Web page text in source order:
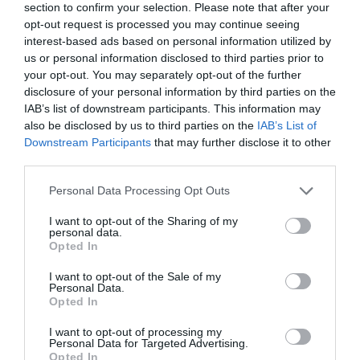
section to confirm your selection. Please note that after your
opt-out request is processed you may continue seeing
interest-based ads based on personal information utilized by
us or personal information disclosed to third parties prior to
your opt-out. You may separately opt-out of the further
disclosure of your personal information by third parties on the
IAB’s list of downstream participants. This information may
also be disclosed by us to third parties on the IAB’s List of
Downstream Participants that may further disclose it to other
Personal Data Processing Opt Outs
I want to opt-out of the Sharing of my
personal data.
Opted In
I want to opt-out of the Sale of my
Personal Data.
Opted In
I want to opt-out of processing my
Personal Data for Targeted Advertising.
Opted In
sul lungomare, ed oltre alla dotazione standard offrono TV LCD,
accappatoio e pantofole.
- Camere Standard (Vista Mare laterale) quasi tutte provviste di balcone
con vista su Cefalù o sul golfo di Santa Lucia e offrono la dotazione
- Camere Standard (Vista Interna) non hanno il balcone ma comoda
finestra sul cortile e offrono la dotazione standard.
Dostępne pokoje: Dwuosobowy z łóżkiem małżeńskim, Trzyosobowy,
Czteroosobowy, Dwuosobowy z łóżkiem małżeńskim i widokiem na Morze,
Usługi zawarte w cenie
Akceptowane małe zwierzęta
Informacje Turystyczne
Kajaki
Karaoke
Klimatyzacja w pomieszczeniach
turystycznych
Piano Bar
Ping Pong
Restauracja i Bar
Il ristorante è a completa disposizione degli ospiti e propone ottimi piatti di
cucina tipica locale e internazionale.
vengono organizzate serate musicali.
Usługi płatne
Dowóz do/z Lotniska
Dowóz do/z Portu
Dowóz w obie strony z Targów
Charakterystyka Hotelu